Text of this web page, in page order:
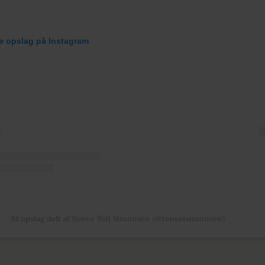
opslag på Instagram